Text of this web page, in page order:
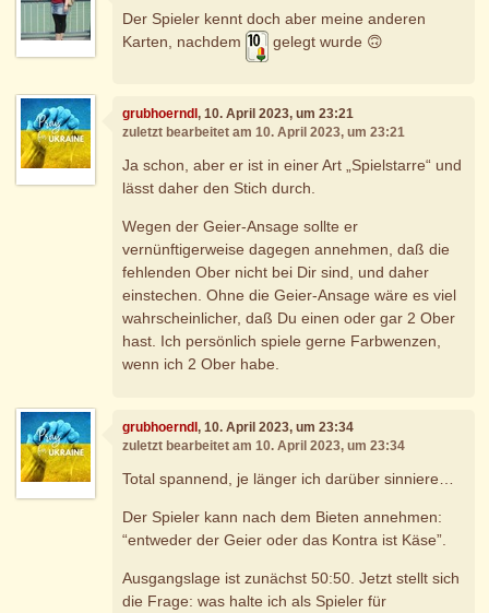
Der Spieler kennt doch aber meine anderen
Karten, nachdem
gelegt wurde 🙃
grubhoerndl, 10. April 2023, um 23:21
zuletzt bearbeitet am 10. April 2023, um 23:21
Ja schon, aber er ist in einer Art „Spielstarre“ und
lässt daher den Stich durch.
Wegen der Geier-Ansage sollte er
vernünftigerweise dagegen annehmen, daß die
fehlenden Ober nicht bei Dir sind, und daher
einstechen. Ohne die Geier-Ansage wäre es viel
wahrscheinlicher, daß Du einen oder gar 2 Ober
hast. Ich persönlich spiele gerne Farbwenzen,
wenn ich 2 Ober habe.
grubhoerndl, 10. April 2023, um 23:34
zuletzt bearbeitet am 10. April 2023, um 23:34
Total spannend, je länger ich darüber sinniere…
Der Spieler kann nach dem Bieten annehmen:
“entweder der Geier oder das Kontra ist Käse”.
Ausgangslage ist zunächst 50:50. Jetzt stellt sich
die Frage: was halte ich als Spieler für